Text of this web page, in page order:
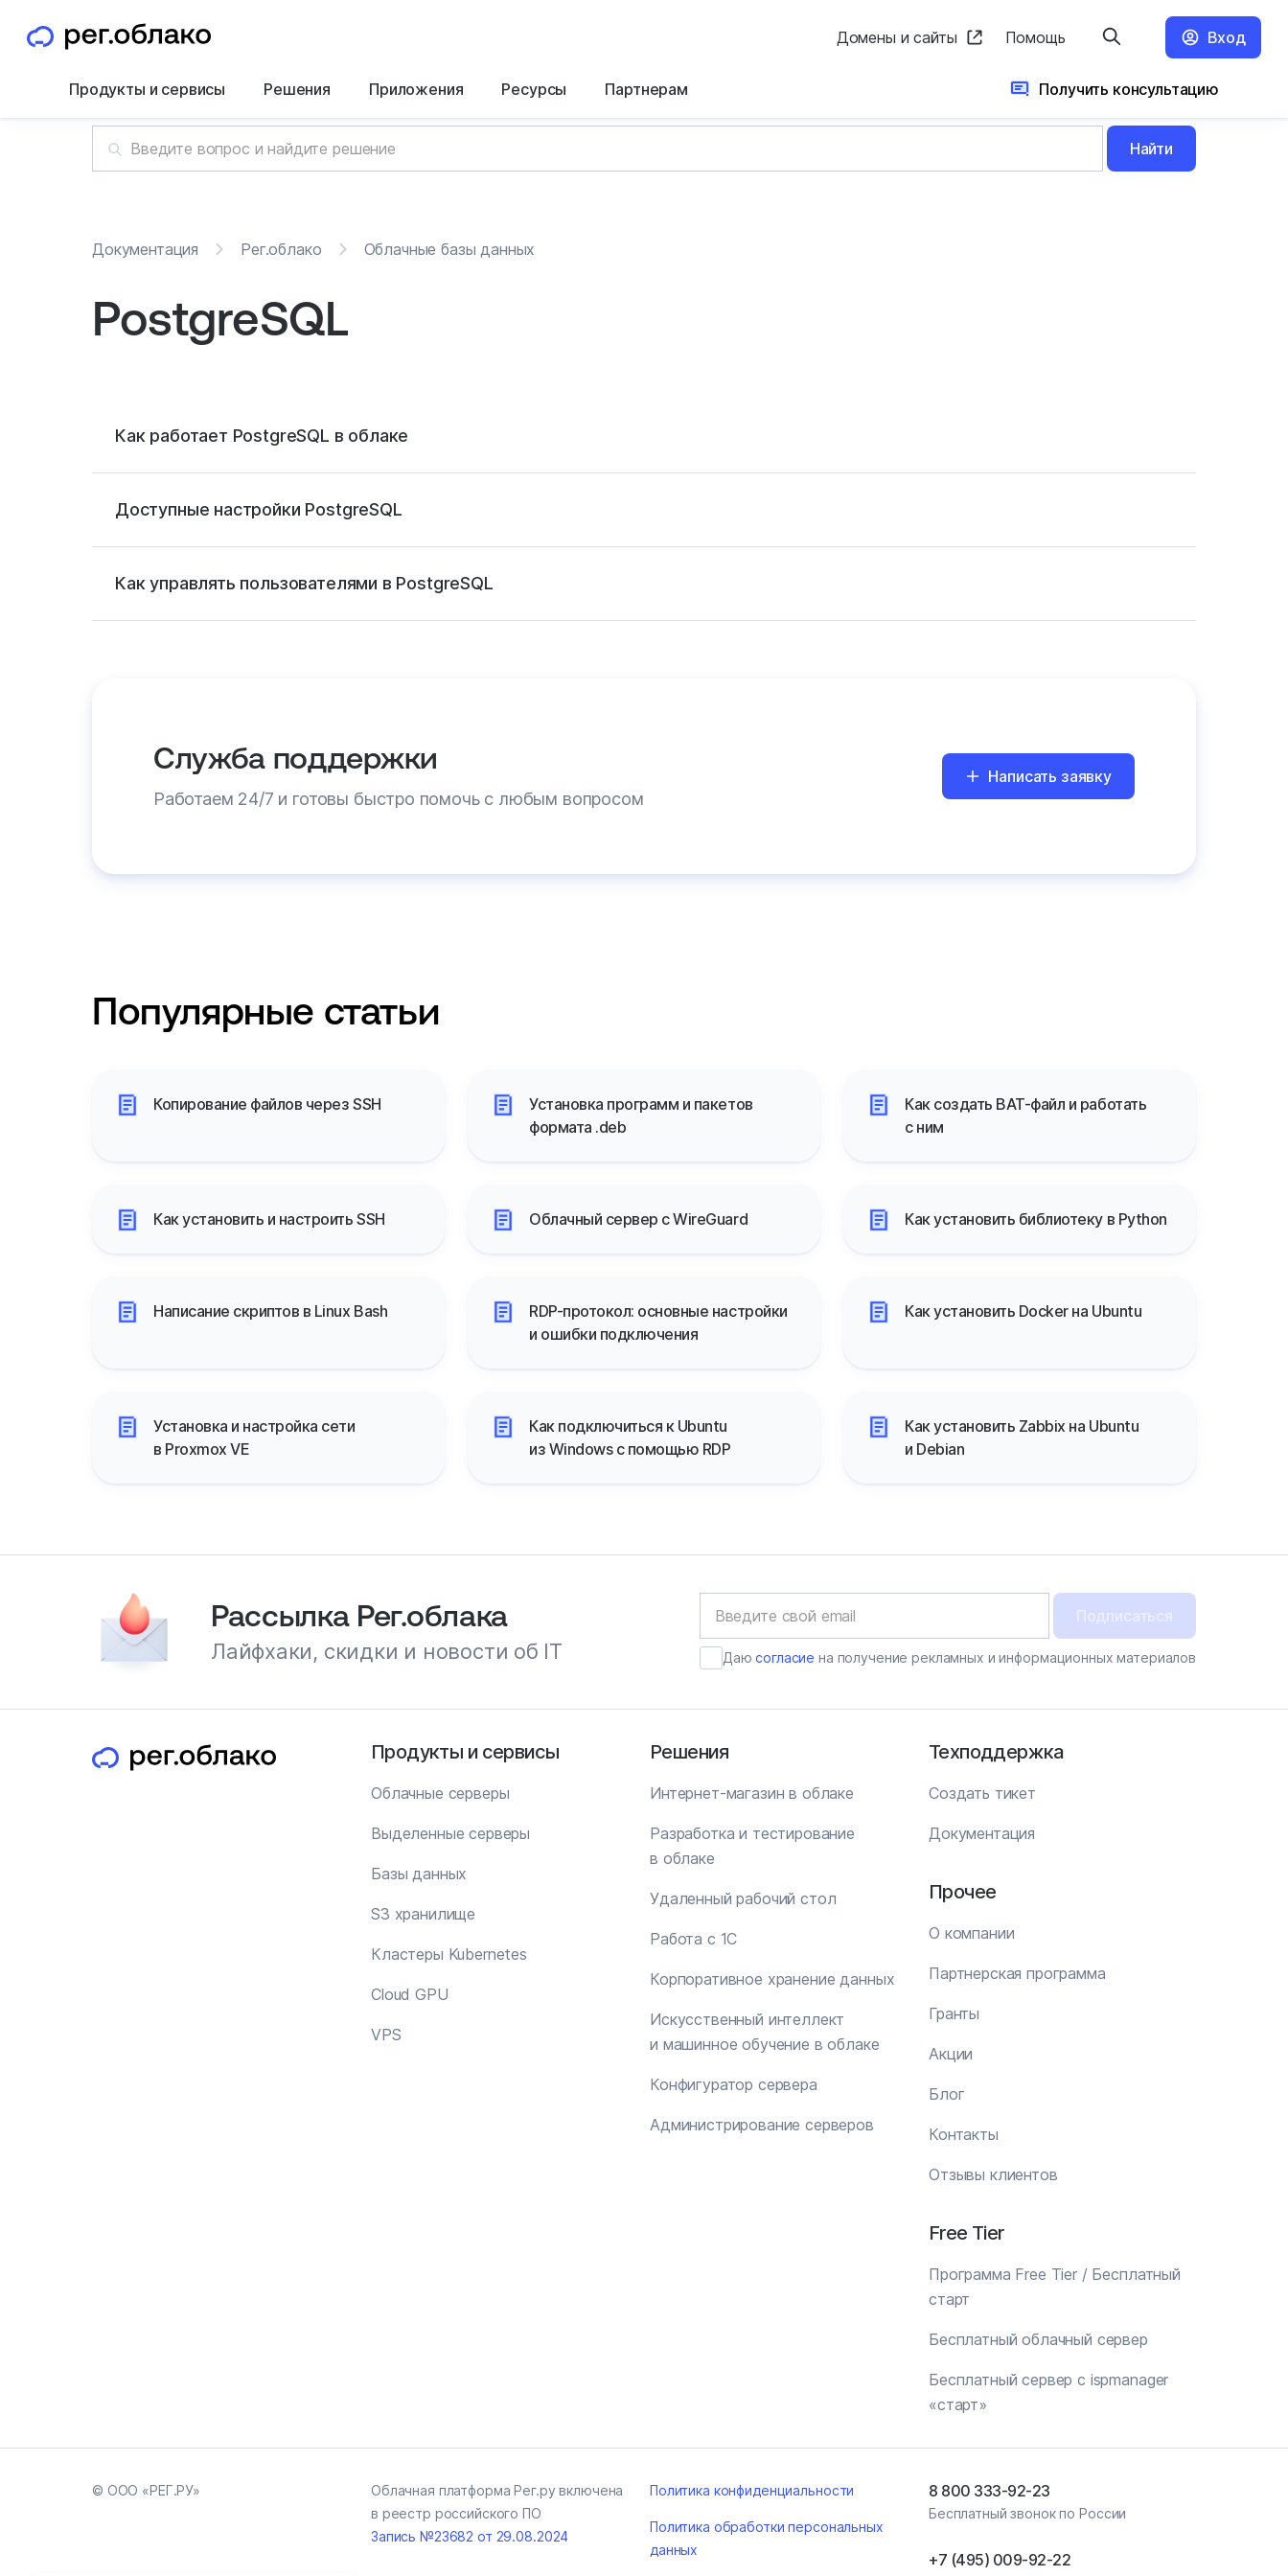
Домены и сайты Помощь Вход
Продукты и сервисы Решения Приложения Ресурсы Партнерам Получить консультацию
Найти
Документация Рег.облако Облачные базы данных
PostgreSQL
Как работает PostgreSQL в облаке
Доступные настройки PostgreSQL
Как управлять пользователями в PostgreSQL
Служба поддержки
Работаем 24/7 и готовы быстро помочь с любым вопросом
Написать заявку
Популярные статьи
Копирование файлов через SSH
Установка программ и пакетов
формата .deb
Как создать BAT-файл и работать
с ним
Как установить и настроить SSH Облачный сервер с WireGuard Как установить библиотеку в Python
Написание скриптов в Linux Bash
RDP-протокол: основные настройки
и ошибки подключения
Как установить Docker на Ubuntu
Установка и настройка сети
в Proxmox VE
Как подключиться к Ubuntu
из Windows с помощью RDP
Как установить Zabbix на Ubuntu
и Debian
Рассылка Рег.облака
Лайфхаки, скидки и новости об IT
Подписаться
Даюсогласие на получение рекламных и информационных материалов
Продукты и сервисы
Облачные серверы
Выделенные серверы
Базы данных
S3 хранилище
Кластеры Kubernetes
Cloud GPU
VPS
Решения
Интернет-магазин в облаке
Разработка и тестирование
в облаке
Удаленный рабочий стол
Работа с 1С
Корпоративное хранение данных
Искусственный интеллект
и машинное обучение в облаке
Конфигуратор сервера
Администрирование серверов
Техподдержка
Создать тикет
Документация
Прочее
О компании
Партнерская программа
Гранты
Акции
Блог
Контакты
Отзывы клиентов
Free Tier
Программа Free Tier / Бесплатный
старт
Бесплатный облачный сервер
Бесплатный сервер с ispmanager
«старт»
© ООО «РЕГ.РУ»
Облачная платформа Рег.ру включена
в реестр российского ПО
Запись №23682 от 29.08.2024
Политика конфиденциальности
Политика обработки персональных
данных
8 800 333-92-23
Бесплатный звонок по России
+7 (495) 009‑92‑22